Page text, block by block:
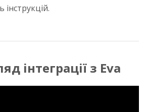
інтеграції з Eva